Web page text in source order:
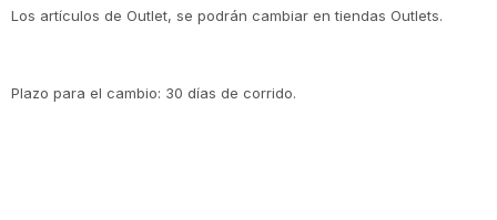
Los artículos de Outlet, se podrán cambiar en tiendas Outlets.
Plazo para el cambio: 30 días de corrido.